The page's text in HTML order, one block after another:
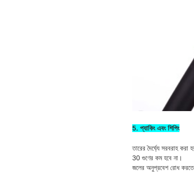
5. প্যাকিং এবং শিপিং
তারের দৈর্ঘ্যে সরবরাহ
30 গুণের কম হবে না।
জলের অনুপ্রবেশ রোধ করতে